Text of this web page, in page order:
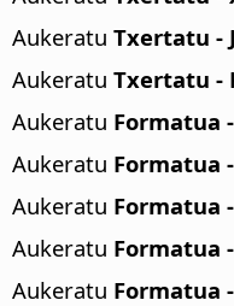
Aukeratu Txertatu -
Aukeratu Txertatu -
Aukeratu Formatua
Aukeratu Formatua
Aukeratu Formatua
Aukeratu Formatua
Aukeratu Formatua